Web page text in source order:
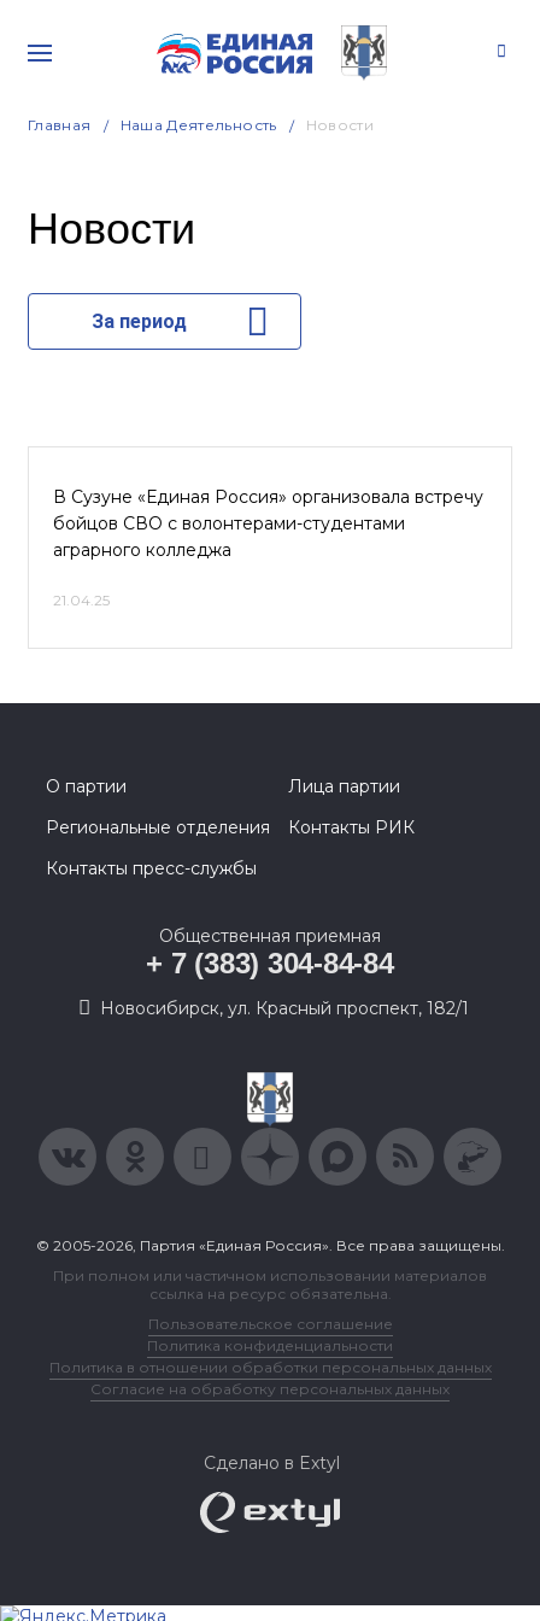
Главная Наша Деятельность Новости
Новости
За период
В Сузуне «Единая Россия» организовала встречу
бойцов СВО с волонтерами-студентами
аграрного колледжа
21.04.25
О партии
Лица партии
Региональные отделения
Контакты РИК
Контакты пресс-службы
Общественная приемная
+ 7 (383) 304-84-84
Новосибирск, ул. Красный проспект, 182/1
© 2005-2026, Партия «Единая Россия». Все права защищены.
При полном или частичном использовании материалов
ссылка на ресурс обязательна.
Пользовательское соглашение
Политика конфиденциальности
Политика в отношении обработки персональных данных
Согласие на обработку персональных данных
Сделано в Extyl